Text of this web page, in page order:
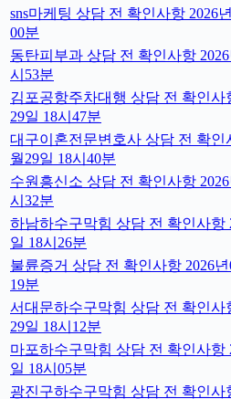
sns마케팅 상담 전 확인사항 2026
00분
동탄피부과 상담 전 확인사항
시53분
김포공항주차대행 상담 전 확인사
29일 18시47분
대구이혼전문변호사 상담 전 확인
월29일 18시40분
수원흥신소 상담 전 확인사항
시32분
하남하수구막힘 상담 전 확인사항
일 18시26분
불륜증거 상담 전 확인사항 2026년
19분
서대문하수구막힘 상담 전 확인사
29일 18시12분
마포하수구막힘 상담 전 확인사항
일 18시05분
광진구하수구막힘 상담 전 확인사